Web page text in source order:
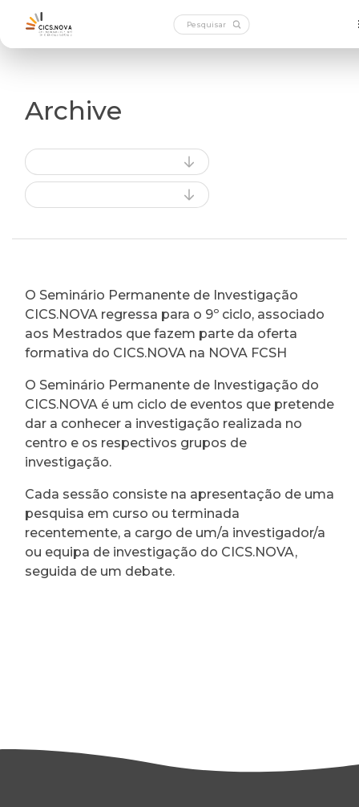
Archive
O Seminário Permanente de Investigação
CICS.NOVA regressa para o 9º ciclo, associado
aos Mestrados que fazem parte da oferta
formativa do CICS.NOVA na NOVA FCSH
O Seminário Permanente de Investigação do
CICS.NOVA é um ciclo de eventos que pretende
dar a conhecer a investigação realizada no
centro e os respectivos grupos de
investigação.
Cada sessão consiste na apresentação de uma
pesquisa em curso ou terminada
recentemente, a cargo de um/a investigador/a
ou equipa de investigação do CICS.NOVA,
seguida de um debate.